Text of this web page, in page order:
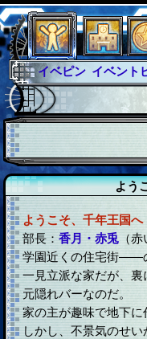
イベピン イベント
グラシャ
グラシャ
グローバルジャス
サイキックハーツ
ファイナル アブソ
よう
ようこそ、千年王国へ
部長：香月・赤兎 （
学園近くの住宅街――
一見立派な家だが、
元隠れバーなのだ。
家の主が趣味で地下
しかし、不景気のせ